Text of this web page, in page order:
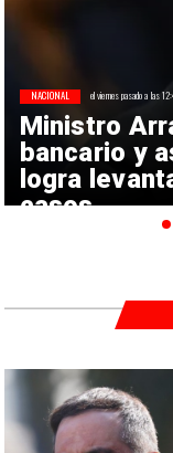
Ministro
bancario y
logra
casos
NACIONAL el viernes pasado a las